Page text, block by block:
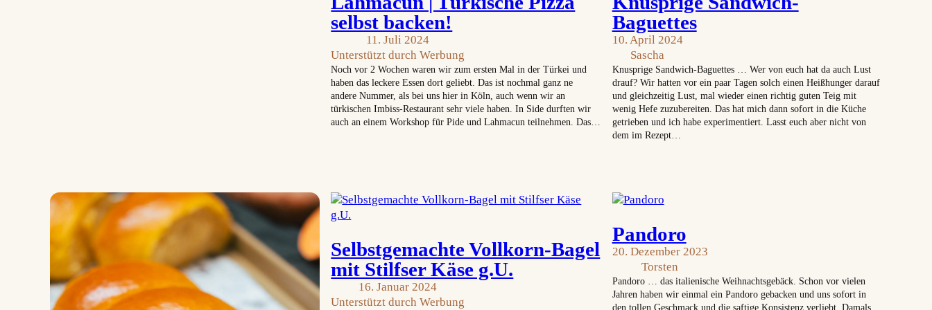
selbst backen!
11. Juli 2024
Unterstützt durch Werbung
Noch vor 2 Wochen waren wir zum ersten Mal in der Türkei und
haben das leckere Essen dort geliebt. Das ist nochmal ganz ne
andere Nummer, als bei uns hier in Köln, auch wenn wir an
türkischen Imbiss-Restaurant sehr viele haben. In Side durften wir
auch an einem Workshop für Pide und Lahmacun teilnehmen. Das…
Baguettes
10. April 2024
Sascha
Knusprige Sandwich-Baguettes … Wer von euch hat da auch Lust
drauf? Wir hatten vor ein paar Tagen solch einen Heißhunger darauf
und gleichzeitig Lust, mal wieder einen richtig guten Teig mit
wenig Hefe zuzubereiten. Das hat mich dann sofort in die Küche
getrieben und ich habe experimentiert. Lasst euch aber nicht von
dem im Rezept…
Selbstgemachte Vollkorn-Bagel
mit Stilfser Käse g.U.
16. Januar 2024
Unterstützt durch Werbung
Pandoro
20. Dezember 2023
Torsten
Pandoro … das italienische Weihnachtsgebäck. Schon vor vielen
Jahren haben wir einmal ein Pandoro gebacken und uns sofort in
den tollen Geschmack und die saftige Konsistenz verliebt. Damals